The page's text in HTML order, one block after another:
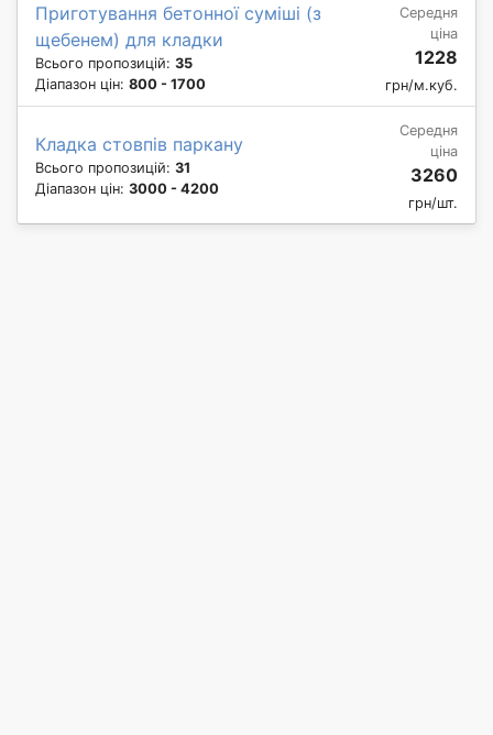
Приготування бетонної суміші (з
щебенем) для кладки
Всього пропозицій: 35
Діапазон цін: 800 - 1700
Середня
ціна
1228
грн/м.куб.
Кладка стовпів паркану
Всього пропозицій: 31
Діапазон цін: 3000 - 4200
Середня
ціна
3260
грн/шт.